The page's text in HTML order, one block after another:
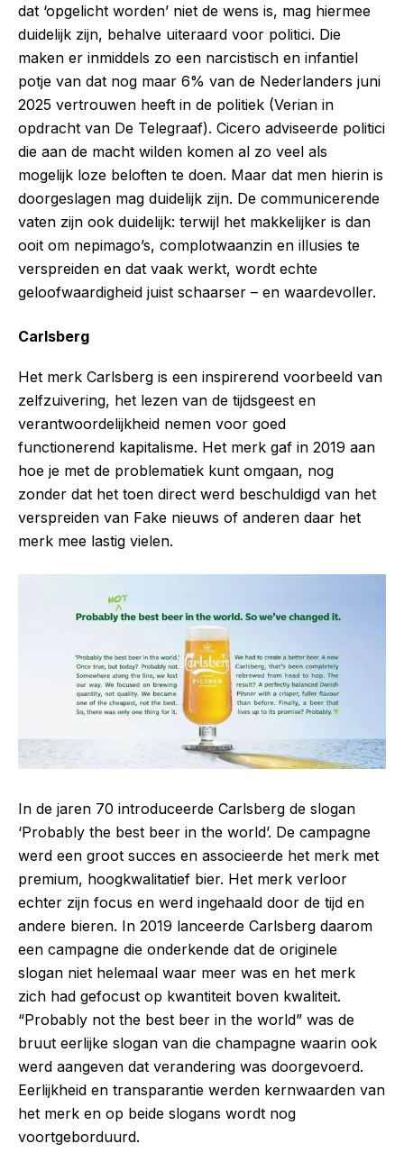
dat ‘opgelicht worden’ niet de wens is, mag hiermee
duidelijk zijn, behalve uiteraard voor politici. Die
maken er inmiddels zo een narcistisch en infantiel
potje van dat nog maar 6% van de Nederlanders juni
2025 vertrouwen heeft in de politiek (Verian in
opdracht van De Telegraaf). Cicero adviseerde politici
die aan de macht wilden komen al zo veel als
mogelijk loze beloften te doen. Maar dat men hierin is
doorgeslagen mag duidelijk zijn. De communicerende
vaten zijn ook duidelijk: terwijl het makkelijker is dan
ooit om nepimago’s, complotwaanzin en illusies te
verspreiden en dat vaak werkt, wordt echte
geloofwaardigheid juist schaarser – en waardevoller.
Carlsberg
Het merk Carlsberg is een inspirerend voorbeeld van
zelfzuivering, het lezen van de tijdsgeest en
verantwoordelijkheid nemen voor goed
functionerend kapitalisme. Het merk gaf in 2019 aan
hoe je met de problematiek kunt omgaan, nog
zonder dat het toen direct werd beschuldigd van het
verspreiden van Fake nieuws of anderen daar het
merk mee lastig vielen.
In de jaren 70 introduceerde Carlsberg de slogan
‘Probably the best beer in the world’. De campagne
werd een groot succes en associeerde het merk met
premium, hoogkwalitatief bier. Het merk verloor
echter zijn focus en werd ingehaald door de tijd en
andere bieren. In 2019 lanceerde Carlsberg daarom
een campagne die onderkende dat de originele
slogan niet helemaal waar meer was en het merk
zich had gefocust op kwantiteit boven kwaliteit.
“Probably not the best beer in the world” was de
bruut eerlijke slogan van die champagne waarin ook
werd aangeven dat verandering was doorgevoerd.
Eerlijkheid en transparantie werden kernwaarden van
het merk en op beide slogans wordt nog
voortgeborduurd.